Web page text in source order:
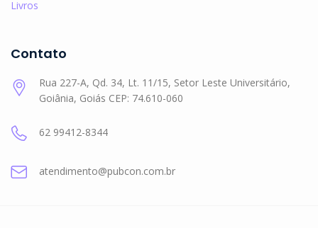
Livros
Contato
Rua 227-A, Qd. 34, Lt. 11/15, Setor Leste Universitário,
Goiânia, Goiás CEP: 74.610-060
62 99412-8344
atendimento@pubcon.com.br